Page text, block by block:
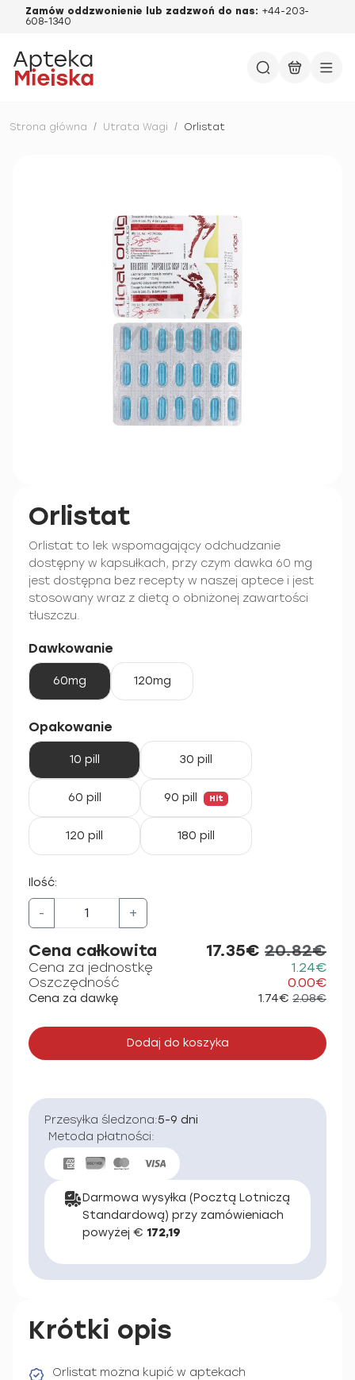
Zamów oddzwonienie lub zadzwoń do nas: +44-203-
608-1340
Strona główna / Utrata Wagi / Orlistat
Orlistat
Orlistat to lek wspomagający odchudzanie
dostępny w kapsułkach, przy czym dawka 60 mg
jest dostępna bez recepty w naszej aptece i jest
stosowany wraz z dietą o obniżonej zawartości
tłuszczu.
Dawkowanie
60mg 120mg
Opakowanie
10 pill 30 pill
60 pill 90 pill Hit
120 pill 180 pill
Ilość:
- +
Cena całkowita 17.35€ 20.82€
Cena za jednostkę
1.24€
Oszczędność
0.00€
Cena za dawkę 1.74€ 2.08€
Dodaj do koszyka
Przesyłka śledzona:5-9 dni
Metoda płatności:
Darmowa wysyłka (Pocztą Lotniczą
Standardową) przy zamówieniach
powyżej € 172,19
Krótki opis
Orlistat można kupić w aptekach